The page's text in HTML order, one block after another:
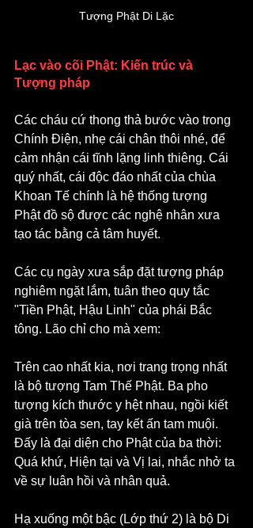
Tượng Phật Di Lặc
Lạc vào cõi Phật: Kiến trúc và
Tượng pháp
Các cháu cứ thong thả bước vào trong
Chính Điện, nhẹ cái chân thôi nhé, để
cảm nhận cái tĩnh lặng linh thiêng. Cái
quý nhất, cái độc đáo nhất của chùa
Khoan Tế chính là hệ thống tượng
Phật đồ sộ được các nghệ nhân xưa
tạo tác bằng cả tâm huyết.
Các cụ ngày xưa sắp đặt tượng pháp
nghiêm ngặt lắm, tuân theo quy tắc
"Tiền Phật, Hậu Linh" của phái Bắc
tông. Lão chỉ cho mà xem:
Trên cao nhất kia, nơi trang trọng nhất
là bộ tượng Tam Thế Phật. Ba pho
tượng kích thước y hệt nhau, ngồi kiết
già trên tòa sen, tay kết ấn tam muội.
Đấy là đại diện cho Phật của ba thời:
Quá khứ, Hiện tại và Vị lai, nhắc nhở ta
về sự luân hồi và nhân quả.
Hạ xuống một bậc (Lớp thứ 2) là bộ Di